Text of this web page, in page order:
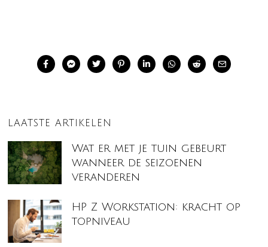
LAATSTE ARTIKELEN
Wat er met je tuin gebeurt
wanneer de seizoenen
veranderen
HP Z Workstation: kracht op
topniveau